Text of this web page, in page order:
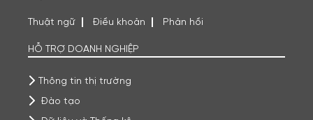
Thuật ngữ Điều khoản Phản hồi
HỖ TRỢ DOANH NGHIỆP
Thông tin thị trường
Đào tạo